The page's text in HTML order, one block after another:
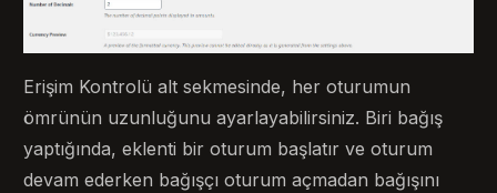
Erişim Kontrolü alt sekmesinde, her oturumun
ömrünün uzunluğunu ayarlayabilirsiniz. Biri bağış
yaptığında, eklenti bir oturum başlatır ve oturum
devam ederken bağışçı oturum açmadan bağışını